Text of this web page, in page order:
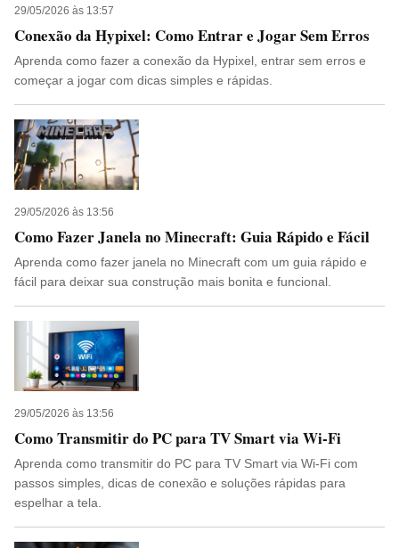
29/05/2026 às 13:57
Conexão da Hypixel: Como Entrar e Jogar Sem Erros
Aprenda como fazer a conexão da Hypixel, entrar sem erros e
começar a jogar com dicas simples e rápidas.
29/05/2026 às 13:56
Como Fazer Janela no Minecraft: Guia Rápido e Fácil
Aprenda como fazer janela no Minecraft com um guia rápido e
fácil para deixar sua construção mais bonita e funcional.
29/05/2026 às 13:56
Como Transmitir do PC para TV Smart via Wi-Fi
Aprenda como transmitir do PC para TV Smart via Wi-Fi com
passos simples, dicas de conexão e soluções rápidas para
espelhar a tela.